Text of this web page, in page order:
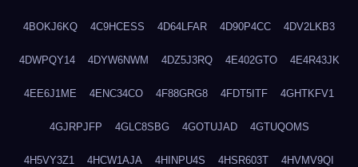
4BOKJ6KQ 4C9HCESS 4D64LFAR 4D90P4CC 4DV2LKB3
4DWPQY14 4DYW6NWM 4DZ5J3RQ 4E402GTO 4E4R43JK
4EE6J1ME 4ENC34CO 4F88GRG8 4FDT5ITF 4GHTKFV1
4GJRPJFP 4GLC8SBG 4GOTUJAD 4GTUQOMS
4H5VY3Z1 4HCW1AJA 4HINPU4S 4HSR603T 4HVMV9QI